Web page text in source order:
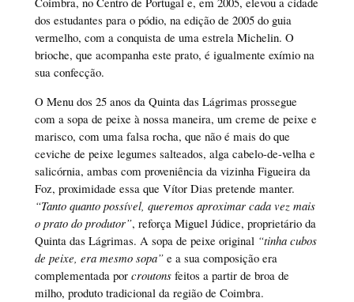
dos estudantes para o pódio, na edição de 2005 do guia
vermelho, com a conquista de uma estrela Michelin. O
brioche, que acompanha este prato, é igualmente exímio na
sua confecção.
O Menu dos 25 anos da Quinta das Lágrimas prossegue
com a sopa de peixe à nossa maneira, um creme de peixe e
marisco, com uma falsa rocha, que não é mais do que
ceviche de peixe legumes salteados, alga cabelo-de-velha e
salicórnia, ambas com proveniência da vizinha Figueira da
Foz, proximidade essa que Vítor Dias pretende manter.
“Tanto quanto possível, queremos aproximar cada vez mais
o prato do produtor”, reforça Miguel Júdice, proprietário da
Quinta das Lágrimas. A sopa de peixe original “tinha cubos
de peixe, era mesmo sopa”e a sua composição era
complementada por croutonsfeitos a partir de broa de
milho, produto tradicional da região de Coimbra.